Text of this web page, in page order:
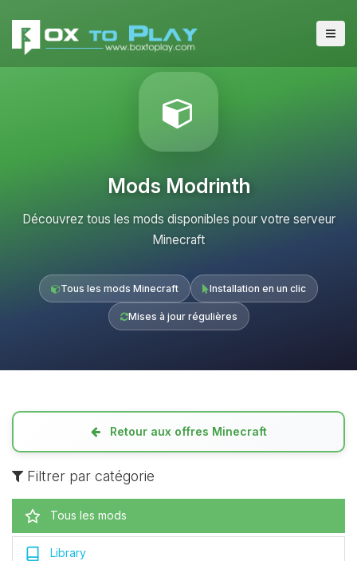
Mods Modrinth
Découvrez tous les mods disponibles pour votre serveur
Minecraft
Tous les mods Minecraft Installation en un clic
Mises à jour régulières
Retour aux offres Minecraft
Filtrer par catégorie
Tous les mods
Library